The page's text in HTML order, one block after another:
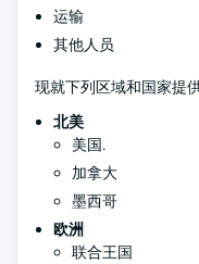
运输
其他人员
现就下列区域和国家提
北美
美国.
加拿大
墨西哥
欧洲
联合王国